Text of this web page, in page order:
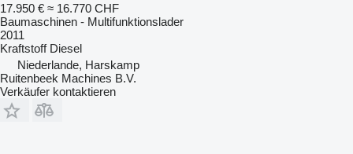
17.950 € ≈ 16.770 CHF
Baumaschinen - Multifunktionslader
2011
Kraftstoff Diesel
Niederlande, Harskamp
Ruitenbeek Machines B.V.
Verkäufer kontaktieren